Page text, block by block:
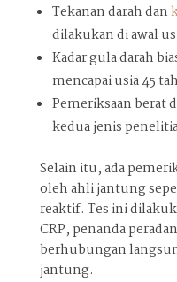
Tekanan darah dan
dilakukan di awal
Kadar gula darah
mencapai usia 45
Pemeriksaan berat
kedua jenis
Selain itu, ada
oleh ahli jantung
reaktif. Tes ini
CRP, penanda
berhubungan
jantung.